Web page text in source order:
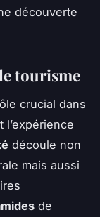
découverte
tourisme
crucial dans
l’expérience
découle non
mais aussi
de